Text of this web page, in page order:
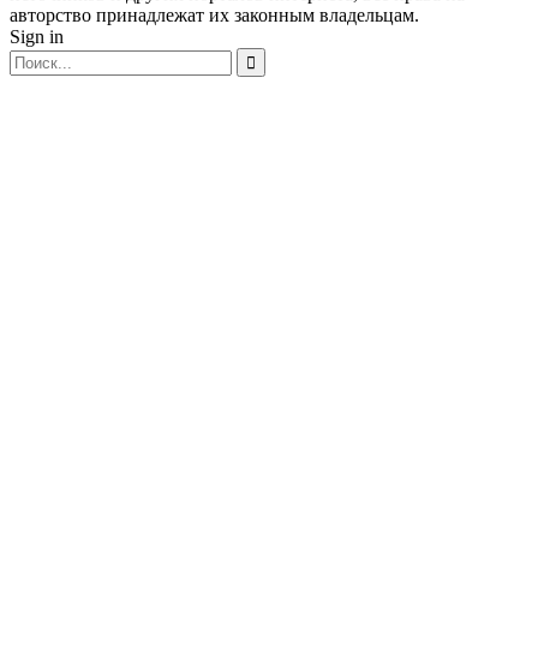
авторство принадлежат их законным владельцам.
Sign in